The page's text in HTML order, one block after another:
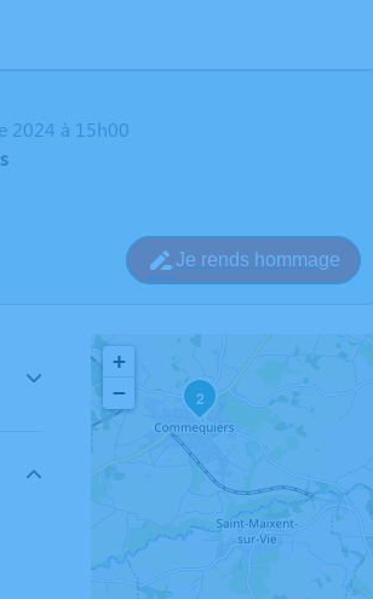
2024 à 15h00
Je rends hommage
2
+
−